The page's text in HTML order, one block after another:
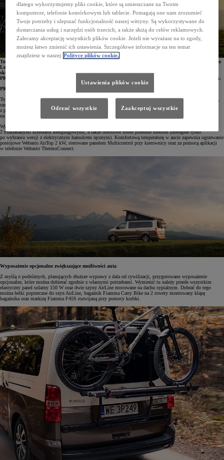
Toyota wzbogaciła swoją ofertę o nową zabudowę Tanuki stworzoną z myślą o modelu PROACE Verso
Long. Przestronny osobowy van można wyposażyć w wysokiej jakości sprzęt kempingowy,
skonfigurowany przez doświadczonych podróżników. Zabudowa jest objęta standardową gwarancją
PRO na 3 lata lub milion kilometrów, a jej koszt może być uwzględniony w finansowaniu samochodu.
PROACE Verso Long z zabudową Tanuki
Toyotę PROACE Verso z zabudową Tanuki poznamy po białej perłowej okleinie Tanuki w górnej części auta,
ozdobionej emblematami na drzwiach i klapie bagażnika. Osobowy van został wyposażony w dach sypialny
z podnoszonym łóżkiem i funkcją Panorama View oraz łóżko dolne o powierzchni 210 x 135 cm montowane
na szynach zamiast trzeciego rzędu siedzeń. Po konwersji w aucie mogą spać nawet 4 dorosłe osoby.
Wybierając zabudowę Tanuki, podróżni zyskują też wysuwaną platformę na bagaże ze schowkiem oraz
2 rozkładanymi krzesłami kempingowymi, a także obrotowe fotele przednie fotelom (dostępne tylko
po wybraniu wersji z elektrycznym hamulcem ręcznym). Komfortową temperaturę w aucie zapewnia ogrzewanie
postojowe Webasto AirTop 2 kW, sterowane panelem Multicontrol przy kierownicy oraz za pomocą aplikacji
w telefonie Webasto ThermoConnect.
Wyposażenie opcjonalne zwiększające możliwości auta
Z myślą o podróżnych, planujących dłuższe wyprawy z dala od cywilizacji, przygotowano wyposażenie
opcjonalne, które można dobierać zgodnie z własnymi potrzebami. Wymienić tu należy przede wszystkim
elastyczny panel solarny 150 W oraz dwie szyny AirLine mocowane na dachu sypialnym. Dobrać do tego
można belki poprzeczne do szyn AirLine, bagażnik Fiamma Carry Bike na 2 rowery montowany klapę
bagażnika oraz markizę Fiamma F45S rozwijaną przy pomocy korbki.
dlatego wykorzystujemy pliki cookie, które są umieszczane na Twoim
komputerze, telefonie komórkowym lub tablecie. Pomagają one nam zrozumieć
Twoje potrzeby i ulepszać funkcjonalność naszej witryny. Są wykorzystywane do
dostarczania usług i narzędzi osób trzecich, a także służą do celów reklamowych.
Zalecamy akceptację wszystkich plików cookie. Jeżeli nie wyrażasz na to zgody,
możesz łatwo zmienić ich ustawienia. Szczegółowe informacje na ten temat
znajdziesz w naszej Polityce plików cookie.
Ustawienia plików cookie
Odrzuć wszystkie Zaakceptuj wszystkie